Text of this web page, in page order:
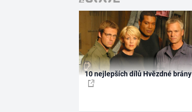
10 nejlepších dílů Hvězdné brány